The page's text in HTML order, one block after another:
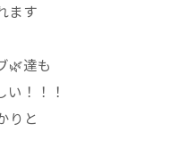
ます
🌿達も
！！！
りと